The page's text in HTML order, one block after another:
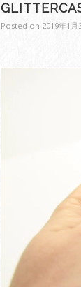
Posted on 2019年1月